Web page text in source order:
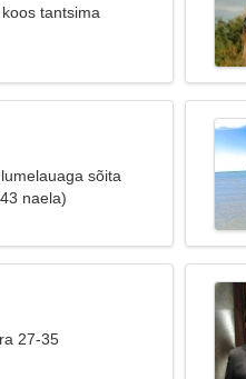
tantsima
sõita
naela)
27-35